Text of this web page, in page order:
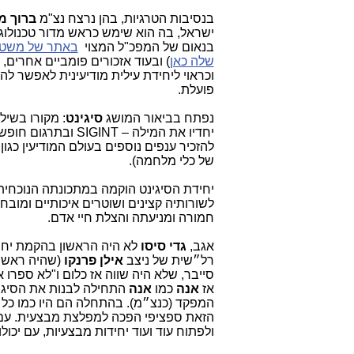
בנסיבות הטרגיות, בהן נרצח נצ"מברוך
ישראל, בה הוא שימש כראש מדור
בנאום של המפכ"ל המצוי באתר של
שלה כאן( ובעוד אזכורים פומביים
וכראוי ליחידת עילית מודיעינית
פועלת.
נפתח בביאור המושגסיגינט: מקורו בשילוב של 2
יחדיו את המילה –SIGINT ובתרגום
להזכיר ענפים נוספים בעולם המודיעין
של כלי מלחמה).
יחידת הסיגינט הוקמה במתכונתה הנוכחית
לשורותיה קצינים ושוטרים איכותיים
חמורה ומניעתה והצלת חיי אדם.
אגב, גדי סיסו לא היה הראשון בהקמת
רל״שית של ניצב אילן פרנקו(שהיה ראש
סייבר, שלא היה שווה אז כלום ו"לא
אז אנהכמו אנה התחילה לבנות את
המפקד (כנצ״מ). בהתחלה הם היו כמו כל
הזאת ספציפי הפכה למפלצת מבצעית.
ולפתוח עוד ועוד יחידות מבצעיות, עם